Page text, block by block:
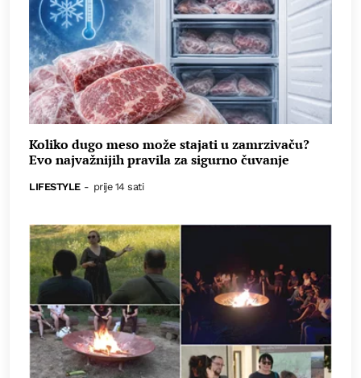
Koliko dugo meso može stajati u zamrzivaču?
Evo najvažnijih pravila za sigurno čuvanje
LIFESTYLE - prije 14 sati